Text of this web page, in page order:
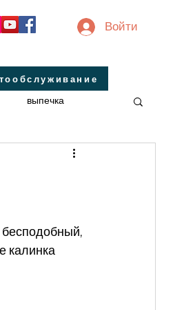
Войти
выпечка
завтрак
бесподобный,
калинка